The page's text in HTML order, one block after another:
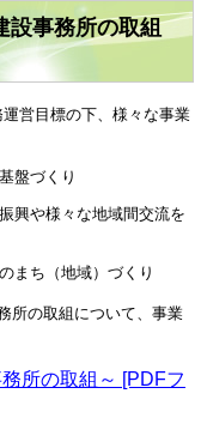
設事務所の取組
営目標の下、様々な事業
づくり
様々な地域間交流を
ち（地域）づくり
所の取組について、事業
所の取組～ [PDFフ